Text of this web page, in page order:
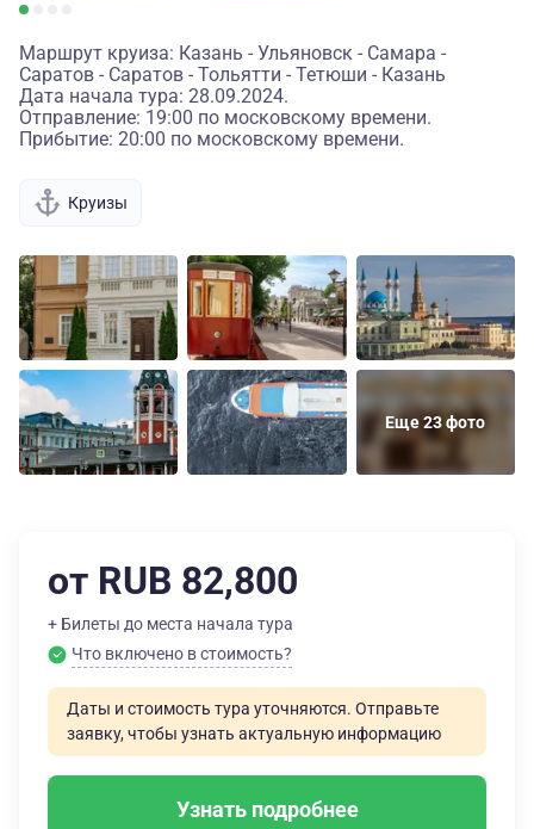
Маршрут круиза: Казань - Ульяновск - Самара -
Саратов - Саратов - Тольятти - Тетюши - Казань
Дата начала тура: 28.09.2024.
Отправление: 19:00 по московскому времени.
Прибытие: 20:00 по московскому времени.
Круизы
Еще 23 фото
от RUB 82,800
+ Билеты до места начала тура
Что включено в стоимость?
Даты и стоимость тура уточняются. Отправьте
заявку, чтобы узнать актуальную информацию
Узнать подробнее